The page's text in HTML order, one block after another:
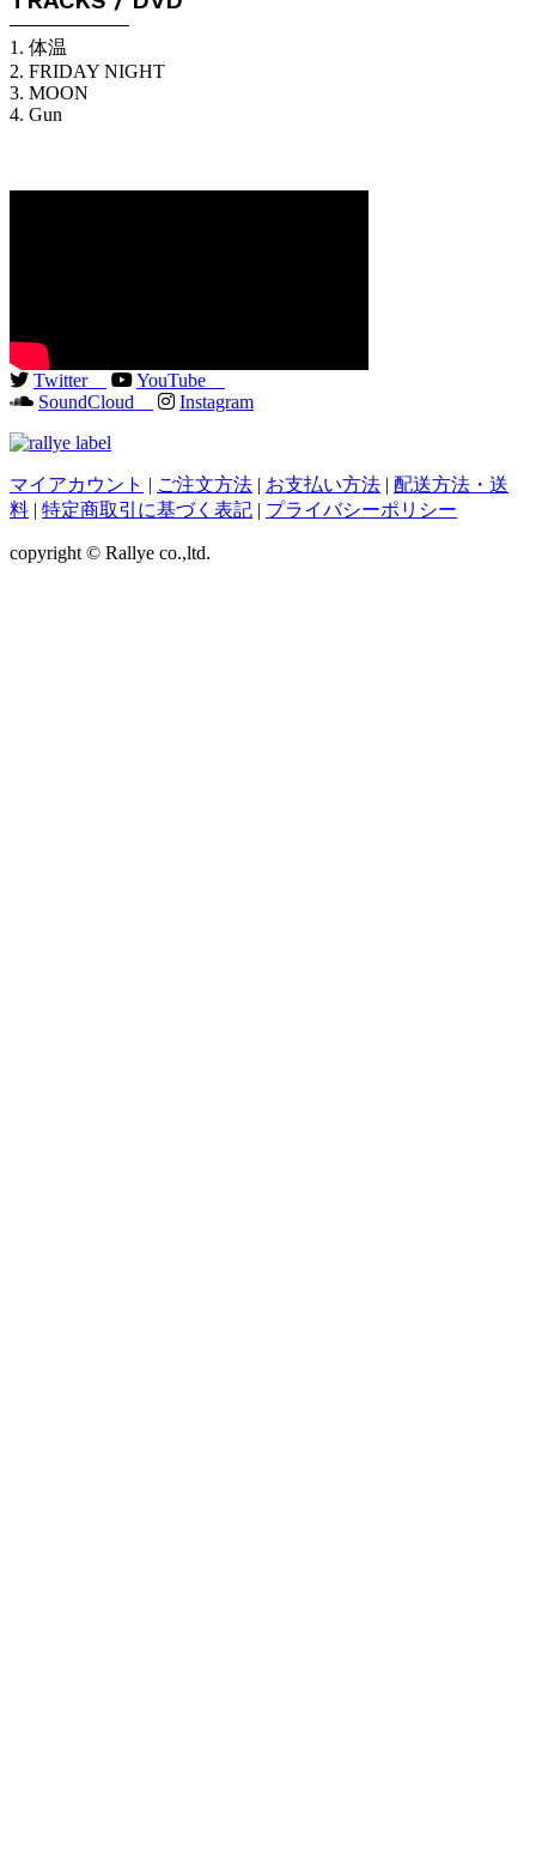
1. 体温
2. FRIDAY NIGHT
3. MOON
4. Gun
Twitter
YouTube
SoundCloud
Instagram
マイアカウント | ご注文方法 | お支払い方法 | 配送方法・送
料 | 特定商取引に基づく表記 | プライバシーポリシー
copyright © Rallye co.,ltd.